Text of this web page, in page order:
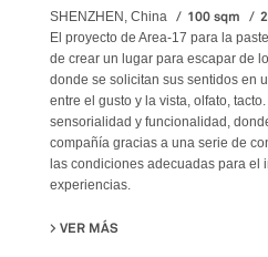
SHENZHEN, China 100 sqm
El proyecto de Area-17 para la
de crear un lugar para escapar de
donde se solicitan sus sentidos en
entre el gusto y la vista, olfato,
sensorialidad y funcionalidad,
compañía gracias a una serie de
las condiciones adecuadas para el
experiencias.
VER MÁS